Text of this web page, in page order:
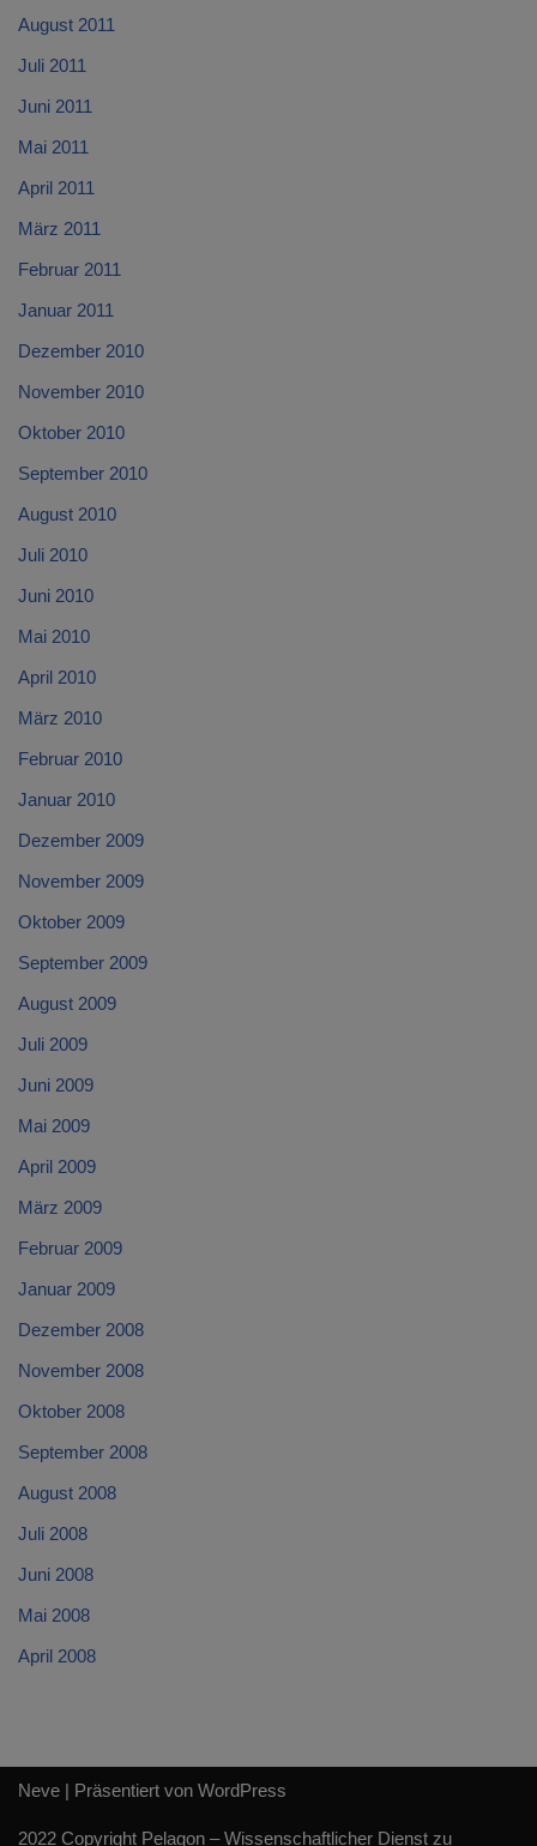
August 2011
Juli 2011
Juni 2011
Mai 2011
April 2011
März 2011
Februar 2011
Januar 2011
Dezember 2010
November 2010
Oktober 2010
September 2010
August 2010
Juli 2010
Juni 2010
Mai 2010
April 2010
März 2010
Februar 2010
Januar 2010
Dezember 2009
November 2009
Oktober 2009
September 2009
August 2009
Juli 2009
Juni 2009
Mai 2009
April 2009
März 2009
Februar 2009
Januar 2009
Dezember 2008
November 2008
Oktober 2008
September 2008
August 2008
Juli 2008
Juni 2008
Mai 2008
April 2008
Neve | Präsentiert von WordPress
2022 Copyright Pelagon – Wissenschaftlicher Dienst zu